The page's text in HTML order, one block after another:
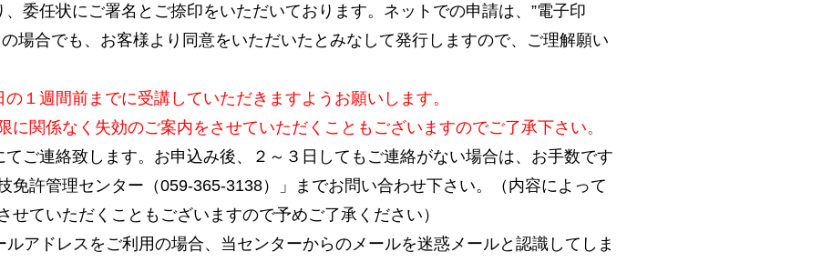
委任状にご署名とご捺印をいただいております。ネットでの申請は、”電子印
場合でも、お客様より同意をいただいたとみなして発行しますので、ご理解願い
１週間前までに受講していただきますようお願いします。
に関係なく失効のご案内をさせていただくこともございますのでご了承下さい。
ご連絡致します。お申込み後、２～３日してもご連絡がない場合は、お手数です
免許管理センター（059-365-3138）」までお問い合わせ下さい。（内容によって
せていただくこともございますので予めご了承ください）
アドレスをご利用の場合、当センターからのメールを迷惑メールと認識してしま